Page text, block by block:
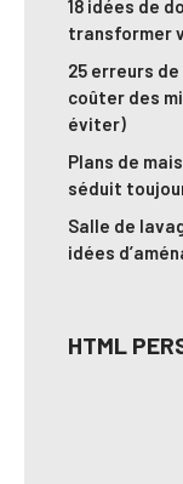
18 idées de
transformer
25 erreurs
coûter des
éviter)
Plans de
séduit
Salle de
idées
HTML